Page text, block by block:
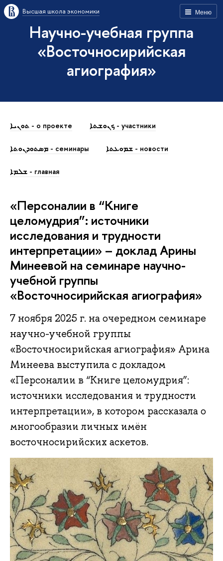
Меню
Высшая школа экономики
Научно-учебная группа
«Восточносирийская
агиография»
ܬܘܢܝܐ - о проекте ܟܢܘܫܬܐ - участники
ܡܣܬܘܕܢܘܬܐ - семинары ܫܡܘܥܬܐ - новости
ܫܠܡܐ - главная
«Персоналии в “Книге
целомудрия”: источники
исследования и трудности
интерпретации» – доклад Арины
Минеевой на семинаре научно-
учебной группы
«Восточносирийская агиография»
7 ноября 2025 г. на очередном семинаре
научно-учебной группы
«Восточносирийская агиография» Арина
Минеева выступила с докладом
«Персоналии в “Книге целомудрия”:
источники исследования и трудности
интерпретации», в котором рассказала о
многообразии личных имён
восточносирийских аскетов.